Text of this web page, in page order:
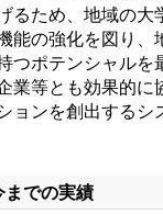
るため、地域の大
能の強化を図り、
つポテンシャルを
業等とも効果的に
ョンを創出するシ
までの実績